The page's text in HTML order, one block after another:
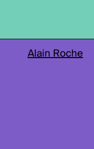
Alain Roche